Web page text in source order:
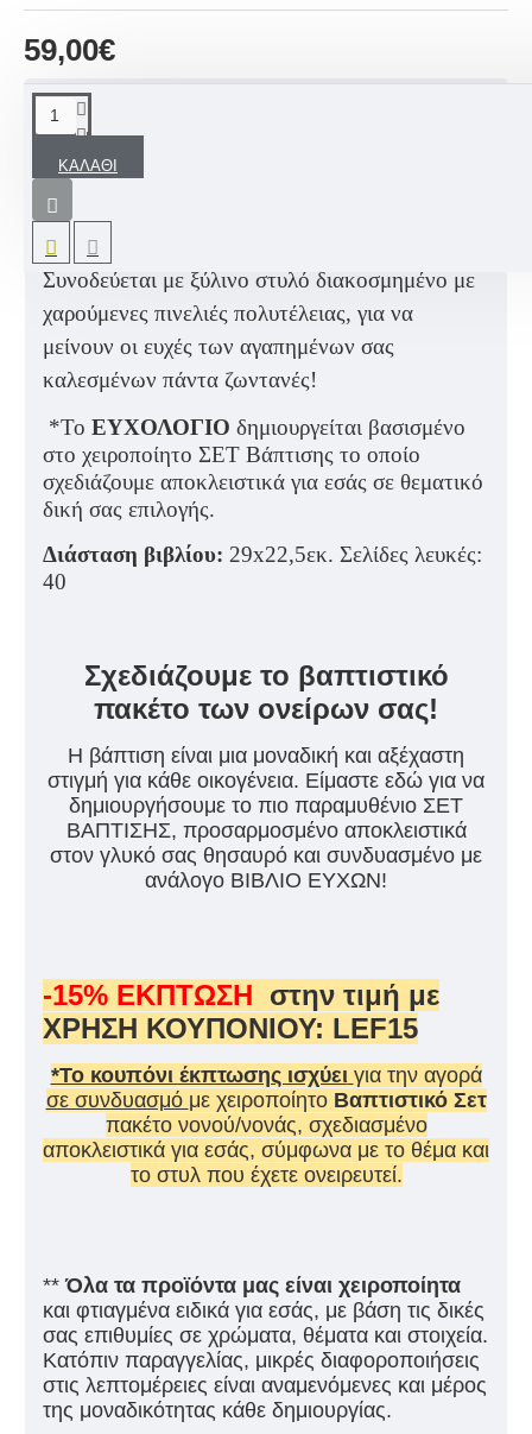
59,00€
ΚΑΛΆΘΙ
ΠΕΡΙΓΡΑΦΉ
Χειροποίητο Βιβλίο ευχών «Ταξίδια / Happy
Traveller» σχεδιασμένο ανάλογα με το
αποκλειστικό μας ΣΕΤ ΒΑΠΤΙΣΗΣ για αγόρι.
Συνοδεύεται με ξύλινο στυλό διακοσμημένο με
χαρούμενες πινελιές πολυτέλειας, για να
μείνουν οι ευχές των αγαπημένων σας
καλεσμένων πάντα ζωντανές!
*Το ΕΥΧΟΛΟΓΙΟ δημιουργείται βασισμένο
στο χειροποίητο ΣΕΤ Βάπτισης το οποίο
σχεδιάζουμε αποκλειστικά για εσάς σε θεματικό
δική σας επιλογής.
Διάσταση βιβλίου: 29x22,5εκ. Σελίδες λευκές:
40
Σχεδιάζουμε το βαπτιστικό
πακέτο των ονείρων σας!
Η βάπτιση είναι μια μοναδική και αξέχαστη
στιγμή για κάθε οικογένεια. Είμαστε εδώ για να
δημιουργήσουμε το πιο παραμυθένιο ΣΕΤ
ΒΑΠΤΙΣΗΣ, προσαρμοσμένο αποκλειστικά
στον γλυκό σας θησαυρό και συνδυασμένο με
ανάλογο ΒΙΒΛΙΟ ΕΥΧΩΝ!
-15% ΕΚΠΤΩΣΗ στην τιμή με
ΧΡΗΣΗ ΚΟΥΠΟΝΙΟΥ: LEF15
*Το κουπόνι έκπτωσης ισχύει για την αγορά
σε συνδυασμό με χειροποίητο Βαπτιστικό Σετ
πακέτο νονού/νονάς, σχεδιασμένο
αποκλειστικά για εσάς, σύμφωνα με το θέμα και
το στυλ που έχετε ονειρευτεί.
**Όλα τα προϊόντα μας είναι χειροποίητα
και φτιαγμένα ειδικά για εσάς, με βάση τις δικές
σας επιθυμίες σε χρώματα, θέματα και στοιχεία.
Κατόπιν παραγγελίας, μικρές διαφοροποιήσεις
στις λεπτομέρειες είναι αναμενόμενες και μέρος
της μοναδικότητας κάθε δημιουργίας.